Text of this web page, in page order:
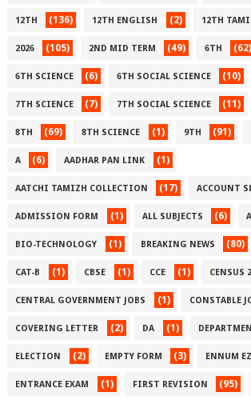
12TH (136) 12TH ENGLISH (2) 12TH
2026 (105) 2ND MID TERM (49) 6TH (62)
6TH SCIENCE (6) 6TH SOCIAL SCIENCE (10)
7TH SCIENCE (7) 7TH SOCIAL SCIENCE (11)
8TH (69) 8TH SCIENCE (1) 9TH (91)
A (6) AADHAR PAN LINK (1)
AATCHI TAMIZH COLLECTION (17) ACCOUNT
ADMISSION FORM (1) ALL SUBJECTS (6)
BIO-TECHNOLOGY (1) BREAKING NEWS (80)
CAT-B (1) CBSE (1) CCE (1) CENSUS
CENTRAL GOVERNMENT JOBS (1) CONSTABLE
COVERING LETTER (2) DA (1)
ELECTION (2) EMPTY FORM (3) ENNUM
ENTRANCE EXAM (1) FIRST REVISION (95)